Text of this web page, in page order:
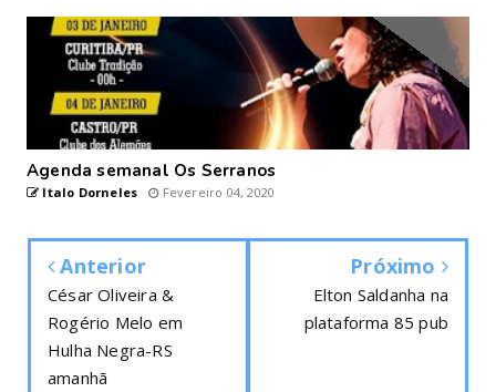
Agenda semanal Os Serranos
Italo Dorneles Fevereiro 04, 2020
Anterior
César Oliveira &
Rogério Melo em
Hulha Negra-RS
amanhã
Próximo
Elton Saldanha na
plataforma 85 pub